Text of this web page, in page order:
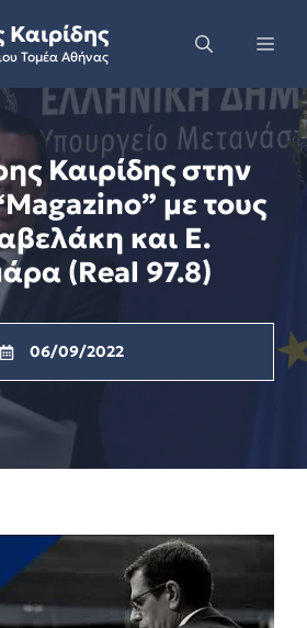
Τομέα Αθήνας
Καιρίδης στην
με τους
και Ε.
(Real 97.8)
06/09/2022